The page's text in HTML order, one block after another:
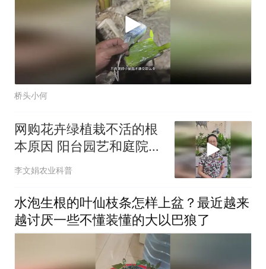
桥头小何
网购花卉绿植栽不活的根
本原因 阳台园艺和庭院种
植必学的植物引种和驯化
李文娟农业科普
水泡生根的叶仙枝条怎样上盆？最近越来
越讨厌一些不懂装懂的大以巴狼了